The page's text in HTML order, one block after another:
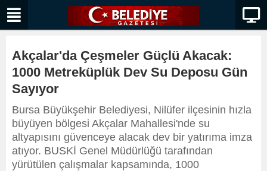
Akçalar'da Çeşmeler Güçlü Akacak:
1000 Metreküplük Dev Su Deposu Gün
Sayıyor
Bursa Büyükşehir Belediyesi, Nilüfer ilçesinin hızla
büyüyen bölgesi Akçalar Mahallesi'nde su
altyapısını güvenceye alacak dev bir yatırıma imza
atıyor. BUSKİ Genel Müdürlüğü tarafından
yürütülen çalışmalar kapsamında, 1000